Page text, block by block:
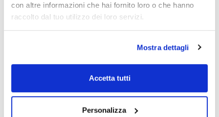
con altre informazioni che hai fornito loro o che hanno
raccolto dal tuo utilizzo dei loro servizi.
Mostra dettagli
Accetta tutti
Personalizza
50 10 1
+/- 1,0
Diameter (mm)
Pack (u.)
10